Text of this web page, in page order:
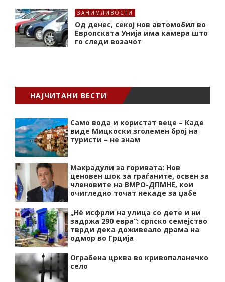
ЗАНИМЛИВОСТИ
Од денес, секој нов автомобил во
Европската Унија има камера што
го следи возачот
НАЈЧИТАНИ ВЕСТИ
Само вода и користат веце – Каде
виде Мицкоски зголемен број на
туристи – не знам
Макрадули за горивата: Нов
ценовен шок за граѓаните, освен за
членовите на ВМРО-ДПМНЕ, кои
очигледно точат некаде за џабе
„Нѐ исфрли на улица со дете и ни
задржа 290 евра“: српско семејство
тврди дека доживеало драма на
одмор во Грција
Ограбена црква во кривопаланечко
село